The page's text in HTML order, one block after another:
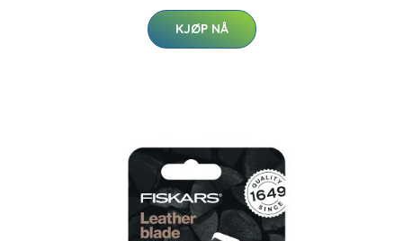
KJØP NÅ